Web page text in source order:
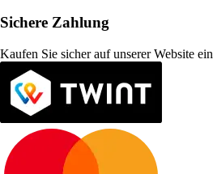
Sichere Zahlung
Kaufen Sie sicher auf unserer Website ein